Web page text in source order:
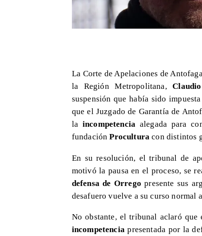
La Corte de Apelaciones de
la Región Metropolitana,
suspensión que había sido
que el Juzgado de Garantía de
la incompetencia alegada para
fundaciónProcultura con distintos
En su resolución, el tribunal de
motivó la pausa en el proceso, se
defensa de Orrego presente sus
desafuero vuelve a su curso normal
No obstante, el tribunal aclaró
incompetenciapresentada por la